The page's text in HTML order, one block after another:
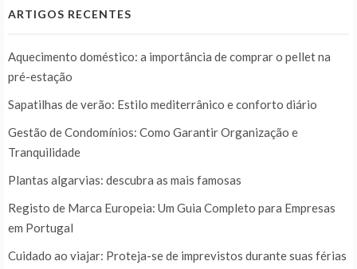
ARTIGOS RECENTES
Aquecimento doméstico: a importância de comprar o pellet na
pré-estação
Sapatilhas de verão: Estilo mediterrânico e conforto diário
Gestão de Condomínios: Como Garantir Organização e
Tranquilidade
Plantas algarvias: descubra as mais famosas
Registo de Marca Europeia: Um Guia Completo para Empresas
em Portugal
Cuidado ao viajar: Proteja-se de imprevistos durante suas férias